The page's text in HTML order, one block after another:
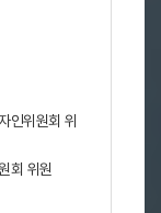
인위원회 위
회 위원